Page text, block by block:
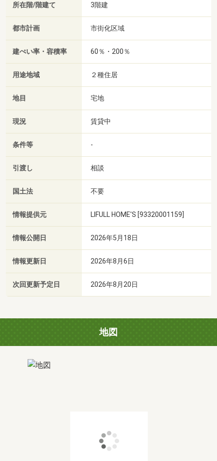
所在階/階建て 3階建
都市計画 市街化区域
建ぺい率・容積率 60％・200％
用途地域 ２種住居
地目 宅地
現況 賃貸中
条件等 -
引渡し 相談
国土法 不要
情報提供元 LIFULL HOME'S [93320001159]
情報公開日 2026年5月18日
情報更新日 2026年8月6日
次回更新予定日 2026年8月20日
地図